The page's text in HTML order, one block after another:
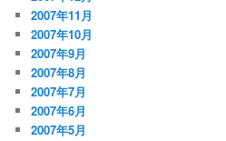
2007年11月
2007年10月
2007年9月
2007年8月
2007年7月
2007年6月
2007年5月